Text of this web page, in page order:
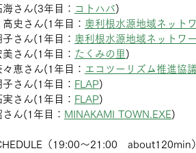
さん(3年目： コトハバ)
史さん(1年目： 奥利根水源地域ネット
さん(1年目： 奥利根水源地域ネットワ
さん(1年目： たくみの里)
恵さん(1年目： エコツーリズム推進協
さん(1年目： FLAP)
さん(1年目： FLAP)
ん(1年目： MINAKAMI TOWN.EXE)
（19:00～21:00　about120min）